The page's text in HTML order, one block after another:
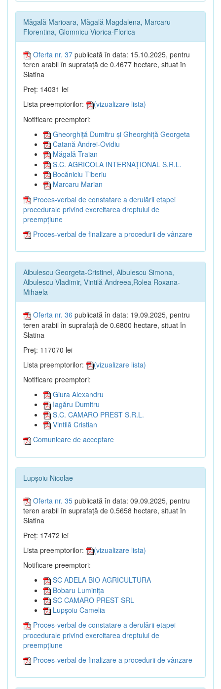
Măgală Marioara, Măgală Magdalena, Marcaru
Florentina, Glomnicu Viorica-Florica
Oferta nr. 37 publicată în data: 15.10.2025, pentru
teren arabil în suprafață de 0.4677 hectare, situat în
Slatina
Preț: 14031 lei
Lista preemptorilor:
(vizualizare lista)
Notificare preemptori:
Gheorghiță Dumitru și Gheorghiță Georgeta
Catană Andrei-Ovidiu
Măgală Traian
S.C. AGRICOLA INTERNAȚIONAL S.R.L.
Bocăniciu Tiberiu
Marcaru Marian
Proces-verbal de constatare a derulării etapei
procedurale privind exercitarea dreptului de
preempțiune
Proces-verbal de finalizare a procedurii de vânzare
Albulescu Georgeta-Cristinel, Albulescu Simona,
Albulescu Vladimir, Vintilă Andreea,Rolea Roxana-
Mihaela
Oferta nr. 36 publicată în data: 19.09.2025, pentru
teren arabil în suprafață de 0.6800 hectare, situat în
Slatina
Preț: 117070 lei
Lista preemptorilor:
(vizualizare lista)
Notificare preemptori:
Giura Alexandru
Iagăru Dumitru
S.C. CAMARO PREST S.R.L.
Vintilă Cristian
Comunicare de acceptare
Lupșoiu Nicolae
Oferta nr. 35 publicată în data: 09.09.2025, pentru
teren arabil în suprafață de 0.5658 hectare, situat în
Slatina
Preț: 17472 lei
Lista preemptorilor:
(vizualizare lista)
Notificare preemptori:
SC ADELA BIO AGRICULTURA
Bobaru Luminița
SC CAMARO PREST SRL
Lupșoiu Camelia
Proces-verbal de constatare a derulării etapei
procedurale privind exercitarea dreptului de
preempțiune
Proces-verbal de finalizare a procedurii de vânzare